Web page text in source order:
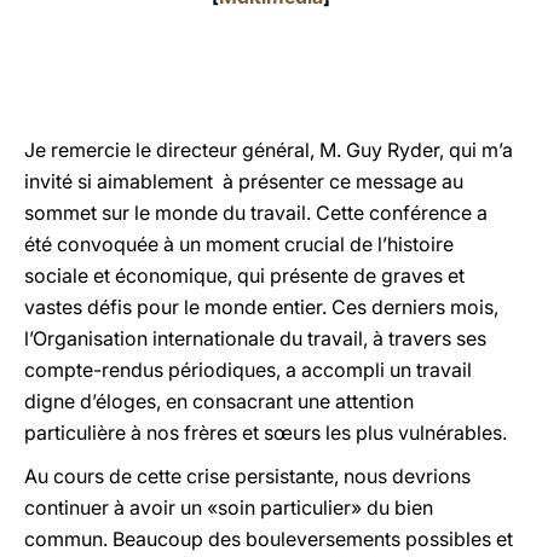
Je remercie le directeur général, M. Guy Ryder, qui m’a
invité si aimablement à présenter ce message au
sommet sur le monde du travail. Cette conférence a
été convoquée à un moment crucial de l’histoire
sociale et économique, qui présente de graves et
vastes défis pour le monde entier. Ces derniers mois,
l’Organisation internationale du travail, à travers ses
compte-rendus périodiques, a accompli un travail
digne d’éloges, en consacrant une attention
particulière à nos frères et sœurs les plus vulnérables.
Au cours de cette crise persistante, nous devrions
continuer à avoir un «soin particulier» du bien
commun. Beaucoup des bouleversements possibles et